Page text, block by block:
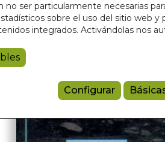
no ser particularmente necesarias
sobre el uso del sitio web y
integrados. Activándolas nos
Configurar